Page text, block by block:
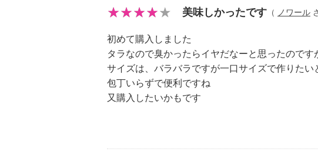
を取り除いた状態でバラ凍結し、チャック袋に入
いやすいサイズにカットしているため、フライパ
に調理が可能。そのまま焼くことはもちろん、鍋
ル、フライなどさまざまなアレンジでもお楽しみ
す。
美味しかったです （ ノワール
初めて購入しました
タラなので臭かったらイヤだなーと思ったので
サイズは、バラバラですが一口サイズで作りたい
包丁いらずで便利ですね
又購入したいかもです